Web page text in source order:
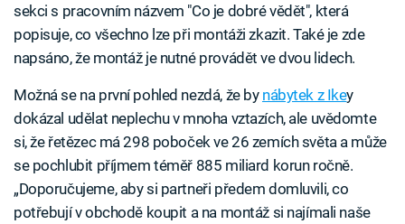
sekci s pracovním názvem "Co je dobré vědět", která
popisuje, co všechno lze při montáži zkazit. Také je zde
napsáno, že montáž je nutné provádět ve dvou lidech.
Možná se na první pohled nezdá, že by nábytek z Ikey
dokázal udělat neplechu v mnoha vztazích, ale uvědomte
si, že řetězec má 298 poboček ve 26 zemích světa a může
se pochlubit příjmem téměř 885 miliard korun ročně.
„Doporučujeme, aby si partneři předem domluvili, co
potřebují v obchodě koupit a na montáž si najímali naše